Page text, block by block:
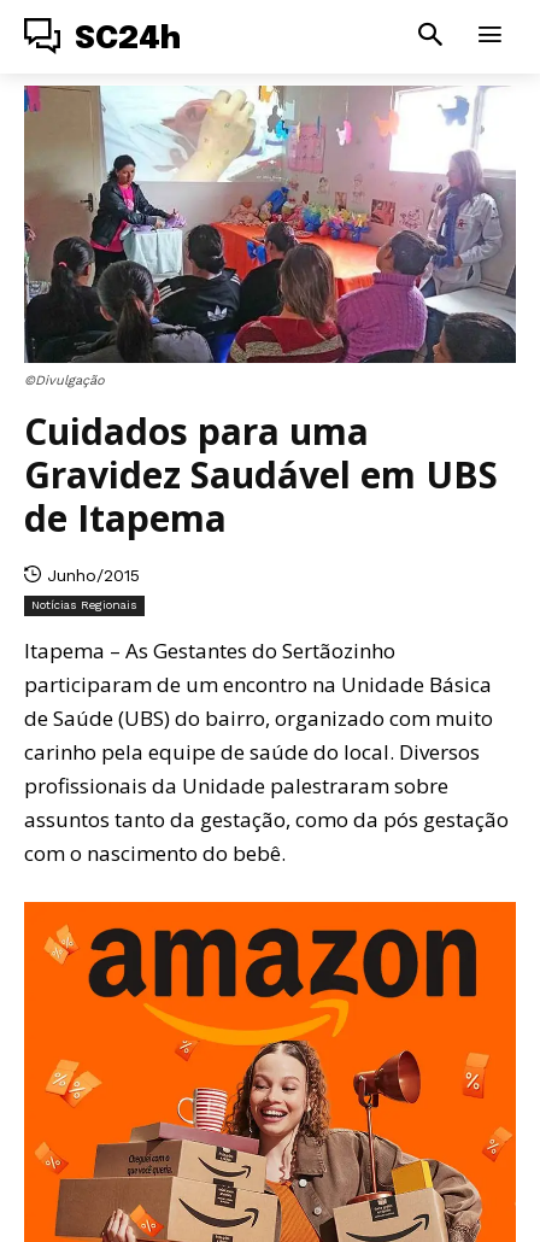
SC24h
©Divulgação
Cuidados para uma
Gravidez Saudável em UBS
de Itapema
Junho/2015
Notícias Regionais
Itapema – As Gestantes do Sertãozinho
participaram de um encontro na Unidade Básica
de Saúde (UBS) do bairro, organizado com muito
carinho pela equipe de saúde do local. Diversos
profissionais da Unidade palestraram sobre
assuntos tanto da gestação, como da pós gestação
com o nascimento do bebê.